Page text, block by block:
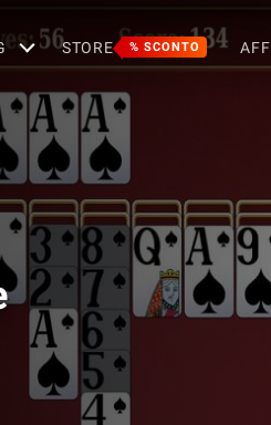
STORE % SCONTO